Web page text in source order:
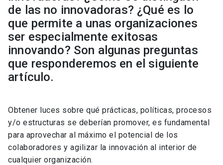
de las no innovadoras? ¿Qué es lo
que permite a unas organizaciones
ser especialmente exitosas
innovando? Son algunas preguntas
que responderemos en el siguiente
artículo.
Obtener luces sobre qué prácticas, políticas, procesos
y/o estructuras se deberían promover, es fundamental
para aprovechar al máximo el potencial de los
colaboradores y agilizar la innovación al interior de
cualquier organización.